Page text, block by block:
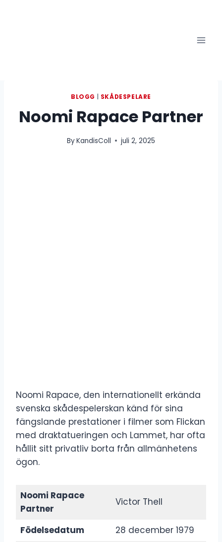
BLOGG SKÅDESPELARE
Noomi Rapace Partner
ByKandisColl juli 2, 2025
Noomi Rapace, den internationellt erkända
svenska skådespelerskan känd för sina
fängslande prestationer i filmer som Flickan
med draktatueringen och Lammet, har ofta
hållit sitt privatliv borta från allmänhetens
ögon.
Noomi Rapace
Partner
Victor Thell
Födelsedatum 28 december 1979